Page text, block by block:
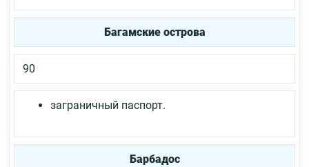
Багамские острова
90
заграничный паспорт.
Барбадос